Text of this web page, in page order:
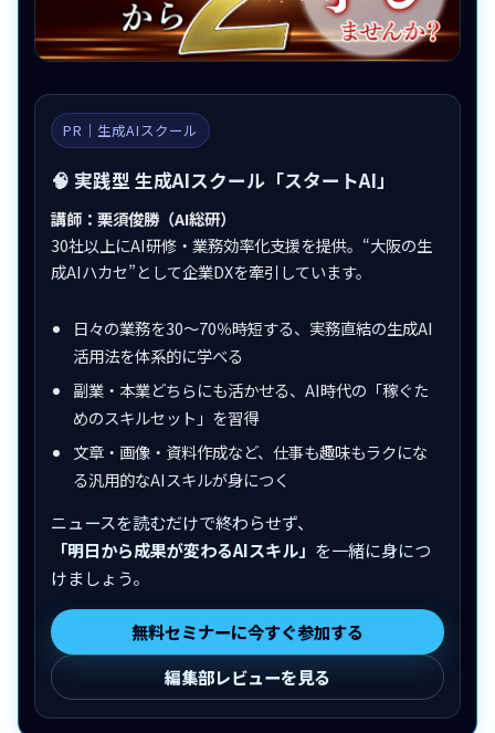
PR｜生成AIスクール
🧠 実践型 生成AIスクール「スタートAI」
講師：栗須俊勝（AI総研）
30社以上にAI研修・業務効率化支援を提供。“大阪の生
成AIハカセ”として企業DXを牽引しています。
日々の業務を30〜70％時短する、実務直結の生成AI
活用法を体系的に学べる
副業・本業どちらにも活かせる、AI時代の「稼ぐた
めのスキルセット」を習得
文章・画像・資料作成など、仕事も趣味もラクにな
る汎用的なAIスキルが身につく
ニュースを読むだけで終わらせず、
「明日から成果が変わるAIスキル」 を一緒に身につ
けましょう。
無料セミナーに今すぐ参加する
編集部レビューを見る